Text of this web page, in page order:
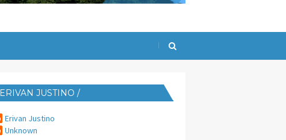
ERIVAN JUSTINO /
Erivan Justino
Unknown